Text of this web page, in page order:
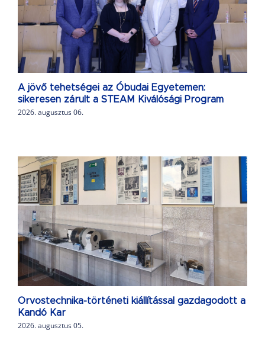
A jövő tehetségei az Óbudai Egyetemen:
sikeresen zárult a STEAM Kiválósági Program
2026. augusztus 06.
Orvostechnika-történeti kiállítással gazdagodott a
Kandó Kar
2026. augusztus 05.